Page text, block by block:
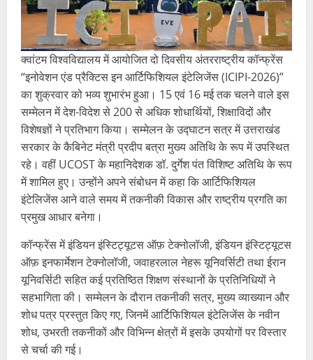
क्वांटम विश्वविद्यालय में आयोजित दो दिवसीय अंतरराष्ट्रीय कॉन्फ्रेंस
“इनोवेशन एंड प्रैक्टिस इन आर्टिफिशियल इंटेलिजेंस (ICIPI-2026)”
का शुक्रवार को भव्य शुभारंभ हुआ। 15 एवं 16 मई तक चलने वाले इस
सम्मेलन में देश-विदेश से 200 से अधिक शोधार्थियों, शिक्षाविदों और
विशेषज्ञों ने प्रतिभाग किया। सम्मेलन के उद्घाटन सत्र में उत्तराखंड
सरकार के कैबिनेट मंत्री प्रदीप बत्रा मुख्य अतिथि के रूप में उपस्थित
रहे। वहीं UCOST के महानिदेशक डॉ. दुर्गेश पंत विशिष्ट अतिथि के रूप
में शामिल हुए। उन्होंने अपने संबोधन में कहा कि आर्टिफिशियल
इंटेलिजेंस आने वाले समय में तकनीकी विकास और राष्ट्रीय प्रगति का
प्रमुख आधार बनेगा।
कॉन्फ्रेंस में इंडियन इंस्टिट्यूटस ऑफ़ टेक्नोलॉजी, इंडियन इंस्टिट्यूटस
ऑफ़ इनफार्मेशन टेक्नोलॉजी, जवाहरलाल नेहरू यूनिवर्सिटी तथा ईरान
यूनिवर्सिटी सहित कई प्रतिष्ठित शिक्षण संस्थानों के प्रतिनिधियों ने
सहभागिता की। सम्मेलन के दौरान तकनीकी सत्र, मुख्य व्याख्यान और
शोध पत्र प्रस्तुत किए गए, जिनमें आर्टिफिशियल इंटेलिजेंस के नवीन
शोध, उभरती तकनीकों और विभिन्न क्षेत्रों में इसके उपयोगों पर विस्तार
से चर्चा की गई।